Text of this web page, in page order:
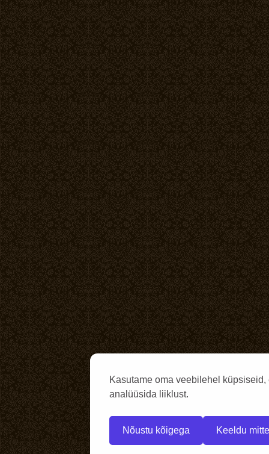
Kasutame oma veebilehel
analüüsida liiklust.
Nõustu kõigega Keeldu